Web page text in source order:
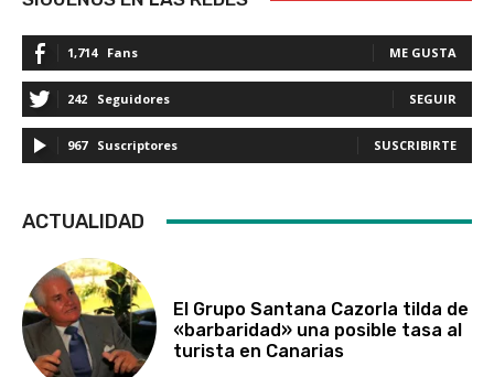
1,714 Fans ME GUSTA
242 Seguidores SEGUIR
967 Suscriptores SUSCRIBIRTE
ACTUALIDAD
El Grupo Santana Cazorla tilda de
«barbaridad» una posible tasa al
turista en Canarias